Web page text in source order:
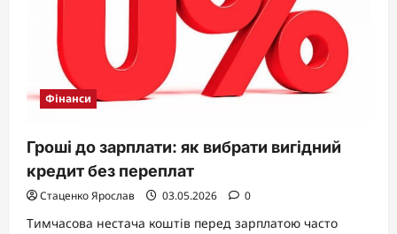
Фінанси
Гроші до зарплати: як вибрати вигідний
кредит без переплат
Стаценко Ярослав 03.05.2026 0
Тимчасова нестача коштів перед зарплатою часто